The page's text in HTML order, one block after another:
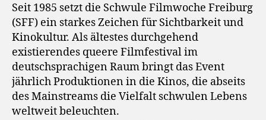
Seit 1985 setzt die Schwule Filmwoche Freiburg
(SFF) ein starkes Zeichen für Sichtbarkeit und
Kinokultur. Als ältestes durchgehend
existierendes queere Filmfestival im
deutschsprachigen Raum bringt das Event
jährlich Produktionen in die Kinos, die abseits
des Mainstreams die Vielfalt schwulen Lebens
weltweit beleuchten.